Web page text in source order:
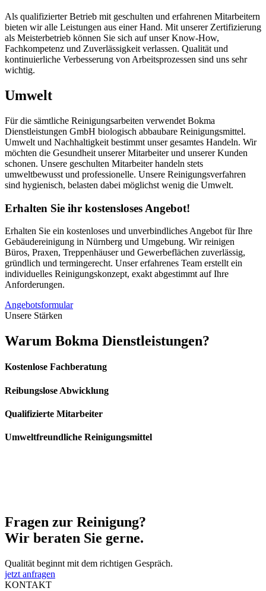
Als qualifizierter Betrieb mit geschulten und erfahrenen Mitarbeitern
bieten wir alle Leistungen aus einer Hand. Mit unserer Zertifizierung
als Meisterbetrieb können Sie sich auf unser Know-How,
Fachkompetenz und Zuverlässigkeit verlassen. Qualität und
kontinuierliche Verbesserung von Arbeitsprozessen sind uns sehr
wichtig.
Umwelt
Für die sämtliche Reinigungsarbeiten verwendet Bokma
Dienstleistungen GmbH biologisch abbaubare Reinigungsmittel.
Umwelt und Nachhaltigkeit bestimmt unser gesamtes Handeln. Wir
möchten die Gesundheit unserer Mitarbeiter und unserer Kunden
schonen. Unsere geschulten Mitarbeiter handeln stets
umweltbewusst und professionelle. Unsere Reinigungsverfahren
sind hygienisch, belasten dabei möglichst wenig die Umwelt.
Erhalten Sie ihr kostensloses Angebot!
Erhalten Sie ein kostenloses und unverbindliches Angebot für Ihre
Gebäudereinigung in Nürnberg und Umgebung. Wir reinigen
Büros, Praxen, Treppenhäuser und Gewerbeflächen zuverlässig,
gründlich und termingerecht. Unser erfahrenes Team erstellt ein
individuelles Reinigungskonzept, exakt abgestimmt auf Ihre
Anforderungen.
Angebotsformular
Unsere Stärken
Warum Bokma Dienstleistungen?
Kostenlose Fachberatung
Reibungslose Abwicklung
Qualifizierte Mitarbeiter
Umweltfreundliche Reinigungsmittel
Fragen zur Reinigung?
Wir beraten Sie gerne.
Qualität beginnt mit dem richtigen Gespräch.
jetzt anfragen
KONTAKT